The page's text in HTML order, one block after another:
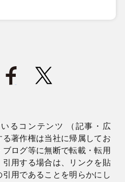
るコンテンツ （記事・広
著作権は当社に帰属してお
ログ等に無断で転載・転用
用する場合は、リンクを貼
用であることを明らかにし